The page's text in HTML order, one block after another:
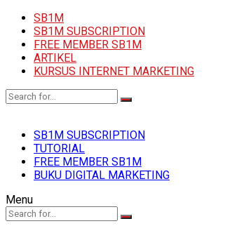
SB1M
SB1M SUBSCRIPTION
FREE MEMBER SB1M
ARTIKEL
KURSUS INTERNET MARKETING
SB1M SUBSCRIPTION
TUTORIAL
FREE MEMBER SB1M
BUKU DIGITAL MARKETING
Menu